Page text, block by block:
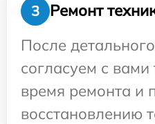
3
Ремонт
После
согласуем с
время ремонта и
восстановлению